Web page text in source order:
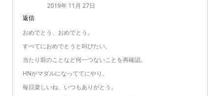
2019年 11月 27日
返信
おめでとう、おめでとう。
すべてにおめでとうと叫びたい。
当たり前のことなど何一つないことを再確認。
HNがマダルになっててにやり。
毎日楽しいね、いつもありがとう。